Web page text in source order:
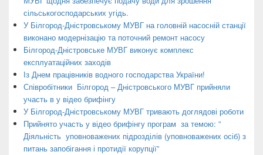
сільськогосподарських угідь.
У Білгород-Дністровському МУВГ на головній насосній станції
виконано модернізацію та поточний ремонт насосу
Білгород-Дністровське МУВГ виконує комплекс
експлуатаційних заходів
Із Днем працівників водного господарства України!
Співробітники Білгород – Дністровського МУВГ прийняли
участь в у відео брифінгу
У Білгород-Дністровському МУВГ тривають доглядові роботи
Прийнято участь у відео брифінгу програм за темою: ”
Діяльність уповноважених підрозділів (уповноважених осіб) з
питань запобігання і протидії корупції”